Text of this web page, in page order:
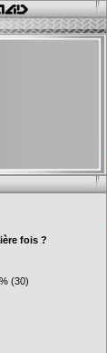
fois ?
(30)